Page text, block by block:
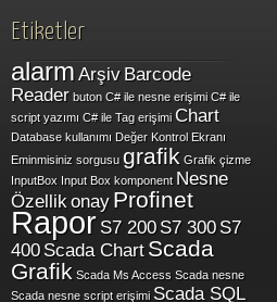
Etiketler
alarmArşiv Barcode
Reader buton C# ile nesne erişimi C# ile
script yazımı C# ile Tag erişimi Chart
Database kullanımı Değer Kontrol Ekranı
Eminmisiniz sorgusu grafik Grafik çizme
InputBox Input Box komponent Nesne
Özellikonay Profinet
Rapor S7 200 S7 300 S7
400 Scada Chart Scada
Grafik Scada Ms Access Scada nesne
Scada nesne script erişimi Scada SQL